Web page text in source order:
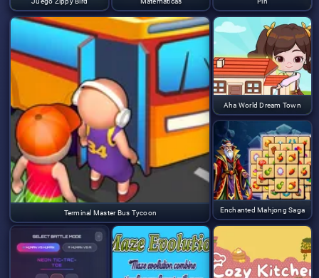
Terminal Master Bus Tycoon
Aha World Dream Town
Enchanted Mahjong Saga